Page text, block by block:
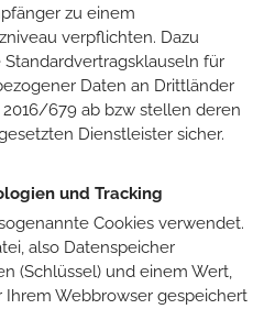
zu einem
verpflichten. Dazu
für
Daten an Drittländer
679 ab bzw stellen deren
Dienstleister sicher.
und Tracking
Cookies verwendet.
also Datenspeicher
(Schlüssel) und einem Wert,
Webbrowser gespeichert